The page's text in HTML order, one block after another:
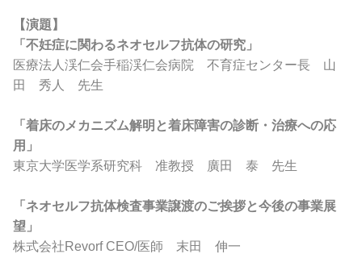
【演題】
「不妊症に関わるネオセルフ抗体の研究」
医療法人渓仁会手稲渓仁会病院 不育症センター長 山
田 秀人 先生
「着床のメカニズム解明と着床障害の診断・治療への応
用」
東京大学医学系研究科 准教授 廣田 泰 先生
「ネオセルフ抗体検査事業譲渡のご挨拶と今後の事業展
望」
株式会社Revorf CEO/医師 末田 伸一